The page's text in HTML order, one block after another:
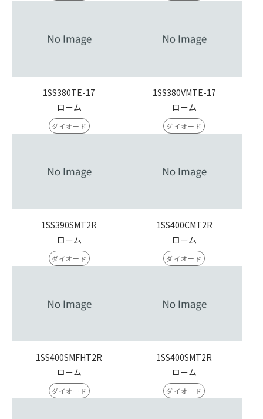
1SS380TE-17
ローム
ダイオード
1SS380VMTE-17
ローム
ダイオード
1SS390SMT2R
ローム
ダイオード
1SS400CMT2R
ローム
ダイオード
1SS400SMFHT2R
ローム
ダイオード
1SS400SMT2R
ローム
ダイオード